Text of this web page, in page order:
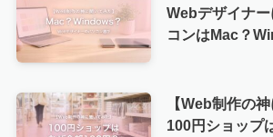
Webデザイナ
コンはMac？
【Web制作の
100円ショップ